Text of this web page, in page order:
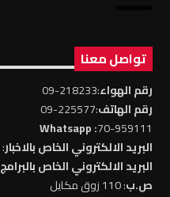
تواصل معنا
رقم الهواء:218233-09
رقم الهاتف:225577-09
70-959111
: Whatsapp
البريد الالكتروني الخاص بالاخبار: news@rll.com.lb
البريد الالكتروني الخاص بالبرامج
ص.ب: 110 زوق مكايل